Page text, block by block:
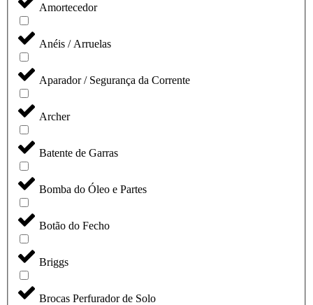
Amortecedor
Anéis / Arruelas
Aparador / Segurança da Corrente
Archer
Batente de Garras
Bomba do Óleo e Partes
Botão do Fecho
Briggs
Brocas Perfurador de Solo